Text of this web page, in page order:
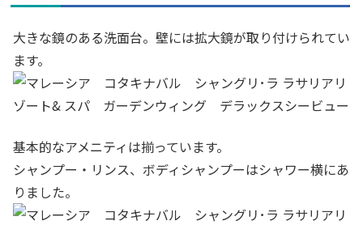
大きな鏡のある洗面台。壁には拡大鏡が取り付けられてい
ます。
基本的なアメニティは揃っています。
シャンプー・リンス、ボディシャンプーはシャワー横にあ
りました。